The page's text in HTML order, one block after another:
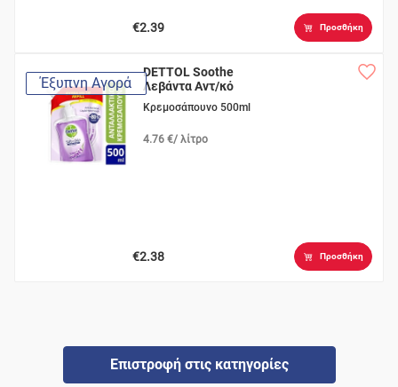
€2.39 Προσθήκη
Έξυπνη Αγορά
DETTOL Soothe
Λεβάντα Αντ/κό
Κρεμοσάπουνο 500ml
4.76 €/ λίτρο
€2.38 Προσθήκη
Επιστροφή στις κατηγορίες